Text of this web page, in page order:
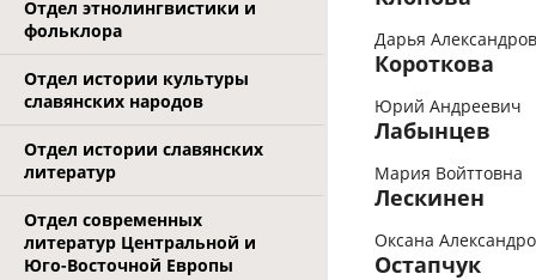
Отдел этнолингвистики и
фольклора
Отдел истории культуры
славянских народов
Отдел истории славянских
литератур
Отдел современных
литератур Центральной и
Юго-Восточной Европы
Дарья
Короткова
Юрий Андреевич
Лабынцев
Мария Войттовна
Лескинен
Оксана
Остапчук